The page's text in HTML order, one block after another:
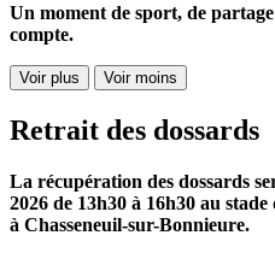
Un moment de sport, de
compte.
Voir plus Voir moins
Retrait des dossards
La récupération des dossards
2026 de 13h30 à 16h30 au
à Chasseneuil-sur-Bonnieure.